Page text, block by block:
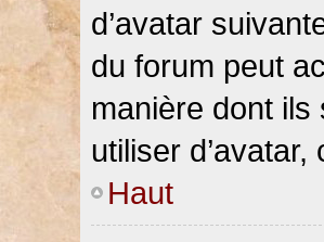
d’avatar
du forum peut
manière dont
utiliser
Haut